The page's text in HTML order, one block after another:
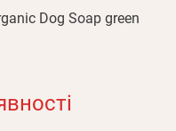
Dog Soap green